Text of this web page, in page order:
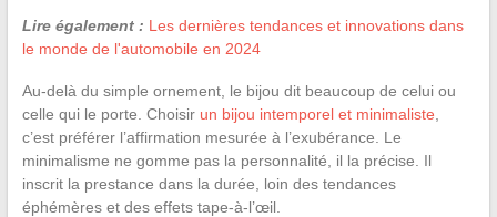
Lire également : Les dernières tendances et innovations dans
le monde de l'automobile en 2024
Au-delà du simple ornement, le bijou dit beaucoup de celui ou
celle qui le porte. Choisir un bijou intemporel et minimaliste
c’est préférer l’affirmation mesurée à l’exubérance. Le
minimalisme ne gomme pas la personnalité, il la précise. Il
inscrit la prestance dans la durée, loin des tendances
éphémères et des effets tape-à-l’œil.